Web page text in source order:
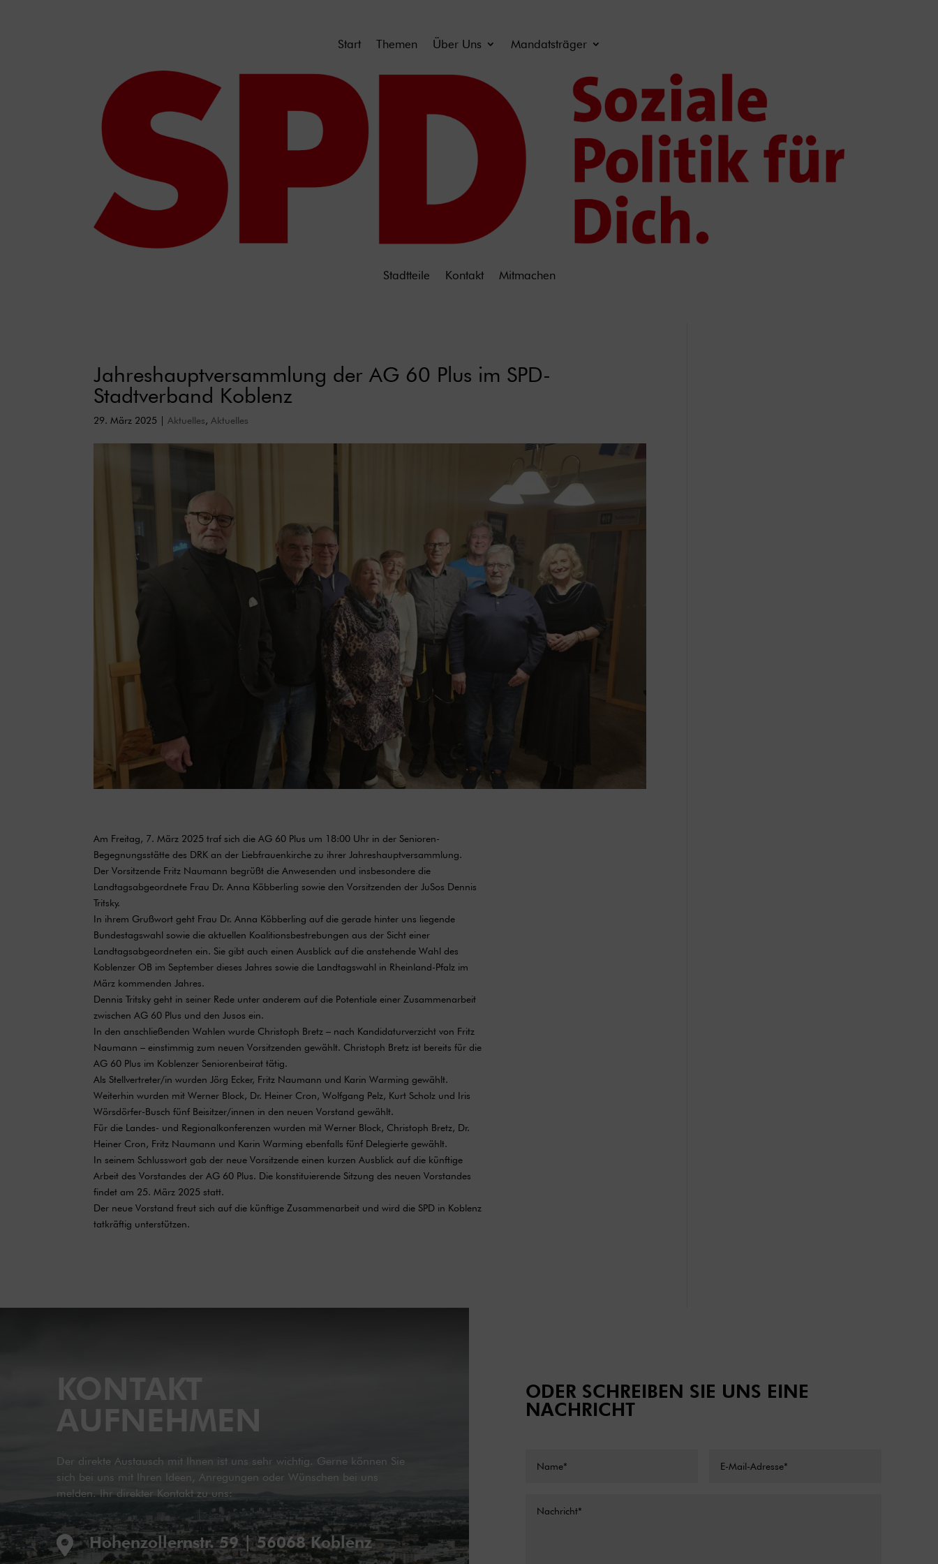
Start Themen Über Uns Mandatsträger
Stadtteile Kontakt Mitmachen
Jahreshauptversammlung der AG 60 Plus im SPD-
Stadtverband Koblenz
29. März 2025 Aktuelles, Aktuelles
Am Freitag, 7. März 2025 traf sich die AG 60 Plus um 18:00 Uhr in der Senioren-
Begegnungsstätte des DRK an der Liebfrauenkirche zu ihrer Jahreshauptversammlung.
Der Vorsitzende Fritz Naumann begrüßt die Anwesenden und insbesondere die
Landtagsabgeordnete Frau Dr. Anna Köbberling sowie den Vorsitzenden der JuSos Dennis
Tritsky.
In ihrem Grußwort geht Frau Dr. Anna Köbberling auf die gerade hinter uns liegende
Bundestagswahl sowie die aktuellen Koalitionsbestrebungen aus der Sicht einer
Landtagsabgeordneten ein. Sie gibt auch einen Ausblick auf die anstehende Wahl des
Koblenzer OB im September dieses Jahres sowie die Landtagswahl in Rheinland-Pfalz im
März kommenden Jahres.
Dennis Tritsky geht in seiner Rede unter anderem auf die Potentiale einer Zusammenarbeit
zwischen AG 60 Plus und den Jusos ein.
In den anschließenden Wahlen wurde Christoph Bretz – nach Kandidaturverzicht von Fritz
Naumann – einstimmig zum neuen Vorsitzenden gewählt. Christoph Bretz ist bereits für die
AG 60 Plus im Koblenzer Seniorenbeirat tätig.
Als Stellvertreter/in wurden Jörg Ecker, Fritz Naumann und Karin Warming gewählt.
Weiterhin wurden mit Werner Block, Dr. Heiner Cron, Wolfgang Pelz, Kurt Scholz und Iris
Wörsdörfer-Busch fünf Beisitzer/innen in den neuen Vorstand gewählt.
Für die Landes- und Regionalkonferenzen wurden mit Werner Block, Christoph Bretz, Dr.
Heiner Cron, Fritz Naumann und Karin Warming ebenfalls fünf Delegierte gewählt.
In seinem Schlusswort gab der neue Vorsitzende einen kurzen Ausblick auf die künftige
Arbeit des Vorstandes der AG 60 Plus. Die konstituierende Sitzung des neuen Vorstandes
findet am 25. März 2025 statt.
Der neue Vorstand freut sich auf die künftige Zusammenarbeit und wird die SPD in Koblenz
tatkräftig unterstützen.
KONTAKT
AUFNEHMEN
Der direkte Austausch mit Ihnen ist uns sehr wichtig. Gerne können Sie
sich bei uns mit Ihren Ideen, Anregungen oder Wünschen bei uns
melden. Ihr direkter Kontakt zu uns:
 Hohenzollernstr. 59 | 56068 Koblenz
ODER SCHREIBEN SIE UNS EINE
NACHRICHT